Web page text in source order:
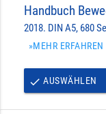
Handbuch
2018. DIN A5, 680
»MEHR
done AUSWÄHLEN